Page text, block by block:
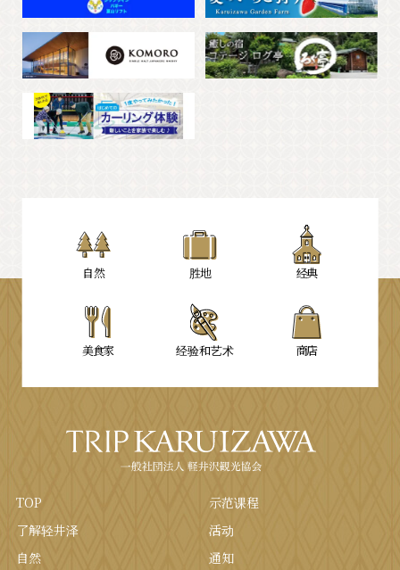
自然 胜地 经典
美食家 经验和艺术 商店
TOP
了解轻井泽
自然
示范课程
活动
通知